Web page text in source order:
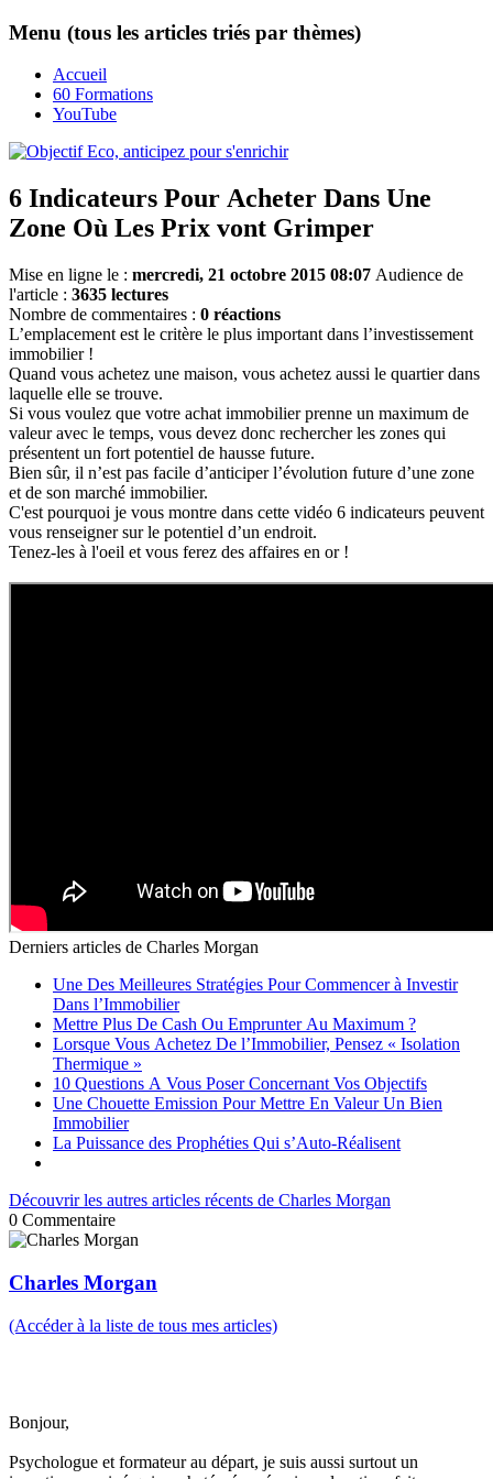
Menu (tous les articles triés par thèmes)
Accueil
60 Formations
YouTube
6 Indicateurs Pour Acheter Dans Une
Zone Où Les Prix vont Grimper
Mise en ligne le : mercredi, 21 octobre 2015 08:07 Audience de
l'article : 3635 lectures
Nombre de commentaires : 0 réactions
L’emplacement est le critère le plus important dans l’investissement
immobilier !
Quand vous achetez une maison, vous achetez aussi le quartier dans
laquelle elle se trouve.
Si vous voulez que votre achat immobilier prenne un maximum de
valeur avec le temps, vous devez donc rechercher les zones qui
présentent un fort potentiel de hausse future.
Bien sûr, il n’est pas facile d’anticiper l’évolution future d’une zone
et de son marché immobilier.
C'est pourquoi je vous montre dans cette vidéo 6 indicateurs peuvent
vous renseigner sur le potentiel d’un endroit.
Tenez-les à l'oeil et vous ferez des affaires en or !
Derniers articles de Charles Morgan
Une Des Meilleures Stratégies Pour Commencer à Investir
Dans l’Immobilier
Mettre Plus De Cash Ou Emprunter Au Maximum ?
Lorsque Vous Achetez De l’Immobilier, Pensez « Isolation
Thermique »
10 Questions A Vous Poser Concernant Vos Objectifs
Une Chouette Emission Pour Mettre En Valeur Un Bien
Immobilier
La Puissance des Prophéties Qui s’Auto-Réalisent
Découvrir les autres articles récents de Charles Morgan
0 Commentaire
Charles Morgan
(Accéder à la liste de tous mes articles)
Bonjour,
Psychologue et formateur au départ, je suis aussi surtout un